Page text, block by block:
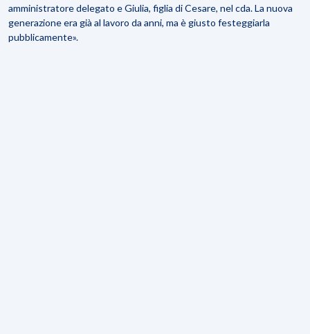
amministratore delegato e Giulia, figlia di Cesare, nel cda. La nuova
generazione era già al lavoro da anni, ma è giusto festeggiarla
pubblicamente».